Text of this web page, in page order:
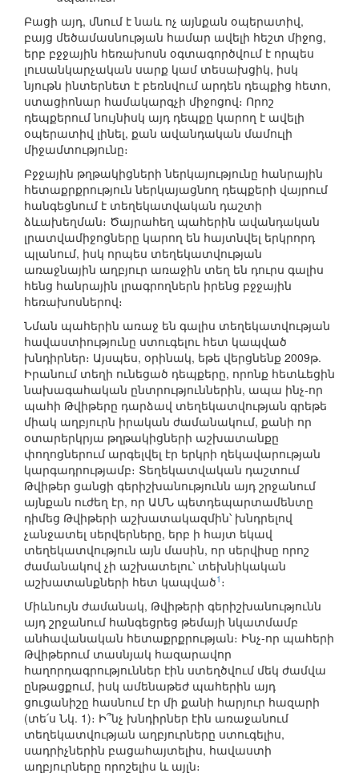
Բացի այդ, մնում է նաև ոչ այնքան օպերատիվ,
բայց մեծամասնության համար ավելի հեշտ միջոց,
երբ բջջային հեռախոսն օգտագործվում է որպես
լուսանկարչական սարք կամ տեսախցիկ, իսկ
նյութն ինտերնետ է բեռնվում արդեն դեպքից հետո,
ստացիոնար համակարգչի միջոցով։ Որոշ
դեպքերում նույնիսկ այդ դեպքը կարող է ավելի
օպերատիվ լինել, քան ավանդական մամուլի
միջամտությունը։
Բջջային թղթակիցների ներկայությունը հանրային
հետաքրքրություն ներկայացնող դեպքերի վայրում
հանգեցնում է տեղեկատվական դաշտի
ձևախեղման։ Ծայրահեղ պահերին ավանդական
լրատվամիջոցները կարող են հայտնվել երկրորդ
պլանում, իսկ որպես տեղեկատվության
առաջնային աղբյուր առաջին տեղ են դուրս գալիս
հենց հանրային լրագրողներն իրենց բջջային
հեռախոսներով։
Նման պահերին առաջ են գալիս տեղեկատվության
հավաստիությունը ստուգելու հետ կապված
խնդիրներ։ Այսպես, օրինակ, եթե վերցնենք 2009թ.
Իրանում տեղի ունեցած դեպքերը, որոնք հետևեցին
նախագահական ընտրություններին, ապա ինչ-որ
պահի Թվիթերը դարձավ տեղեկատվության գրեթե
միակ աղբյուրն իրական ժամանակում, քանի որ
օտարերկրյա թղթակիցների աշխատանքը
փողոցներում արգելվել էր երկրի ղեկավարության
կարգադրությամբ։ Տեղեկատվական դաշտում
Թվիթեր ցանցի գերիշխանությունն այդ շրջանում
այնքան ուժեղ էր, որ ԱՄՆ պետդեպարտամենտը
դիմեց Թվիթերի աշխատակազմին՝ խնդրելով
չանջատել սերվերները, երբ ի հայտ եկավ
տեղեկատվություն այն մասին, որ սերվիսը որոշ
ժամանակով չի աշխատելու՝ տեխնիկական
աշխատանքների հետ կապված1 ։
Միևնույն ժամանակ, Թվիթերի գերիշխանությունն
այդ շրջանում հանգեցրեց թեմայի նկատմամբ
անհավանական հետաքրքրության։ Ինչ-որ պահերի
Թվիթերում տասնյակ հազարավոր
հաղորդագրություններ էին ստեղծվում մեկ ժամվա
ընթացքում, իսկ ամենաթեժ պահերին այդ
ցուցանիշը հասնում էր մի քանի հարյուր հազարի
(տե՛ս Նկ. 1)։ Ի՞նչ խնդիրներ էին առաջանում
տեղեկատվության աղբյուրները ստուգելիս,
սադրիչներին բացահայտելիս, հավաստի
աղբյուրները որոշելիս և այլն։